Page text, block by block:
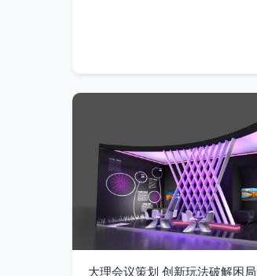
大理会议策划 创新玩法破解困